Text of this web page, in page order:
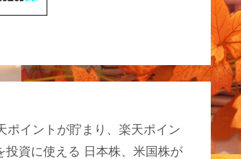
ポイントが貯まり、楽天ポイン
投資に使える 日本株、米国株が